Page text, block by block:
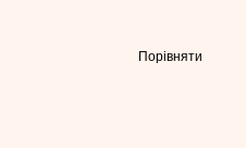
Порівняти